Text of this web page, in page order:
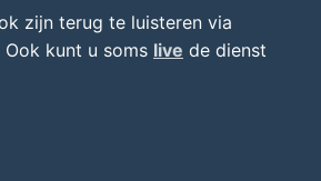
zijn terug te luisteren via
Ook kunt u soms live de dienst